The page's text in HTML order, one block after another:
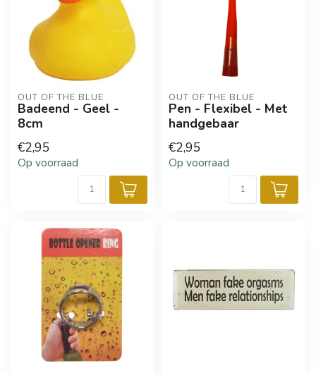
OUT OF THE BLUE
Badeend - Geel -
8cm
€2,95
Op voorraad
OUT OF THE BLUE
Pen - Flexibel - Met
handgebaar
€2,95
Op voorraad